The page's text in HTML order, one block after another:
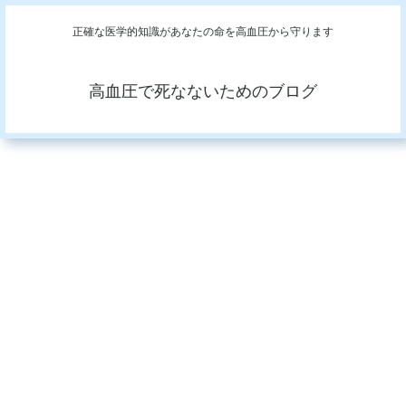
正確な医学的知識があなたの命を高血圧から守ります
高血圧で死なないためのブログ